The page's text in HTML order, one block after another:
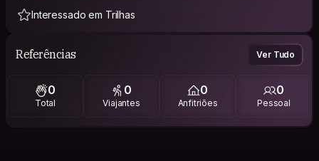
Interessado em Trilhas
Referências Ver Tudo
0
Total
0
Viajantes
0
Anfitriões
0
Pessoal